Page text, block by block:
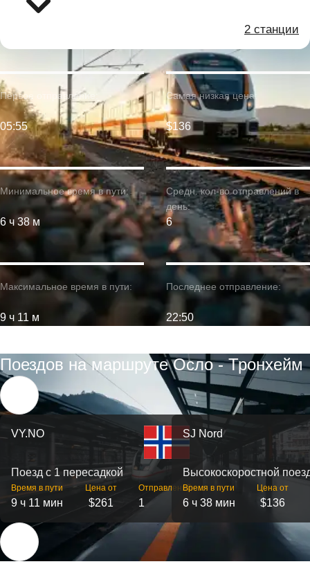
2 станции
Минимальное время в пути:
6 ч 38 м
Первое отправление:
05:55
Максимальное время в пути:
9 ч 11 м
Самая низкая цена:
$136
Средн. кол-во отправлений в
день:
6
Последнее отправление:
22:50
Поездов на маршруте Осло - Тронхейм
VY.NO
Поезд с 1 пересадкой
Время в пути
9 ч 11 мин
Цена от
$261
Отправлений
1
SJ Nord
Высокоскоростной
Время в пути
6 ч 38 мин
Цена от
$136